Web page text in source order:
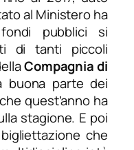
al Ministero ha
pubblici si
di tanti piccoli
Compagnia di
parte dei
quest’anno ha
stagione. E poi
che